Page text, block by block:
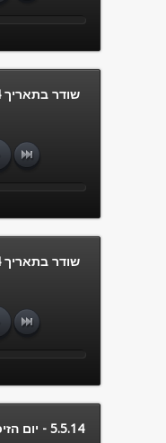
שודר בתאריך 11.04.14
שודר בתאריך 25.07.14
5.5.14 - יום הזיכרון.mp3